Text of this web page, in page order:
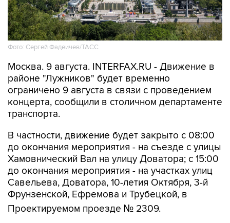
Фото: Сергей Фадеичев/ТАСС
Москва. 9 августа. INTERFAX.RU - Движение в
районе "Лужников" будет временно
ограничено 9 августа в связи с проведением
концерта, сообщили в столичном департаменте
транспорта.
В частности, движение будет закрыто с 08:00
до окончания мероприятия - на съезде с улицы
Хамовнический Вал на улицу Доватора; с 15:00
до окончания мероприятия - на участках улиц
Савельева, Доватора, 10-летия Октября, 3-й
Фрунзенской, Ефремова и Трубецкой, в
Проектируемом проезде № 2309.